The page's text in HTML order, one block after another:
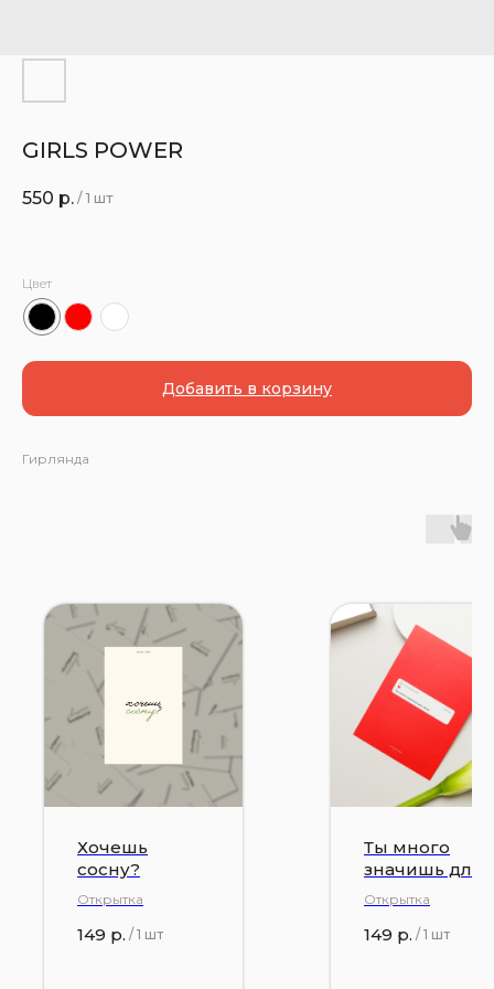
GIRLS POWER
550 р. / 1 шт
Цвет
Добавить в корзину
Гирлянда
Хочешь
сосну?
Открытка
149 р. / 1 шт
Ты много
значишь для
меня
Открытка
149 р. / 1 шт